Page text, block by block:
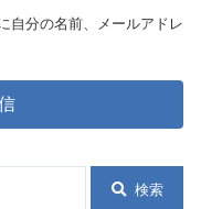
自分の名前、メールアドレ
検索